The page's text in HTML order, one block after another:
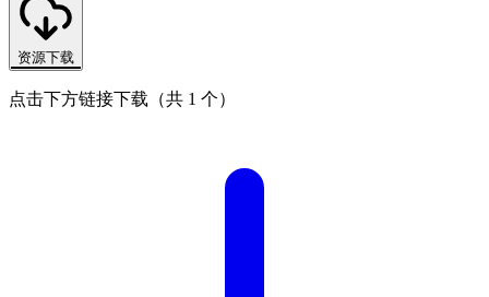
资源下载
点击下方链接下载（共 1 个）